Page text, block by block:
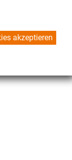
akzeptieren